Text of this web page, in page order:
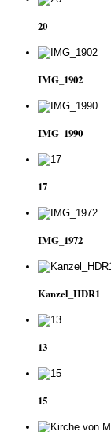
20
IMG_1902
IMG_1990
17
IMG_1972
Kanzel_HDR1
13
15